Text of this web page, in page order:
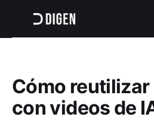
Cómo
con videos de